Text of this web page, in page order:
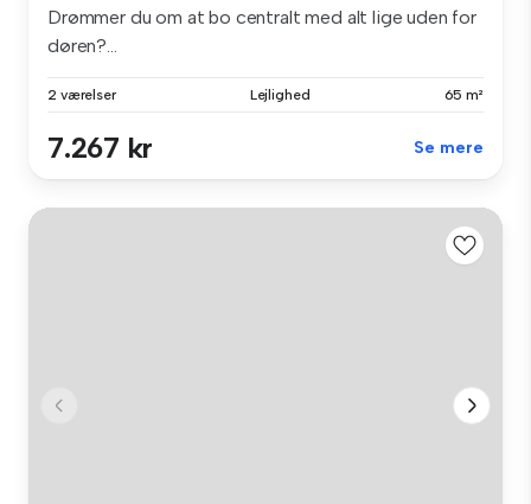
Drømmer du om at bo centralt med alt lige uden for
døren?...
2 værelser Lejlighed 65 m²
7.267 kr Se mere